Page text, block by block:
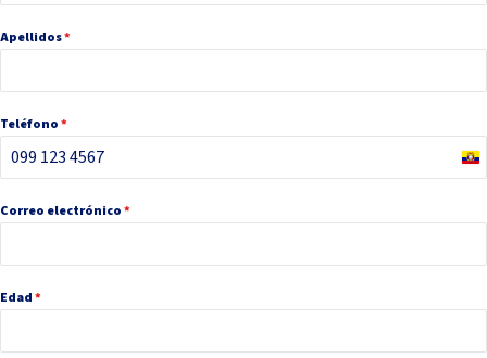
Apellidos*
Teléfono*
Correo electrónico*
Edad*